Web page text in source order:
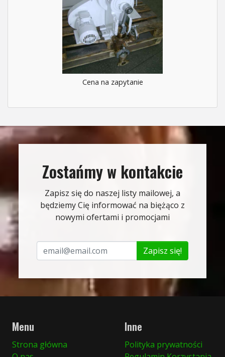
Cena na zapytanie
Zostańmy w kontakcie
Zapisz się do naszej listy mailowej, a
będziemy Cię informować na biężąco z
nowymi ofertami i promocjami
Zapisz się!
Menu
Strona główna
Inne
Polityka prywatności